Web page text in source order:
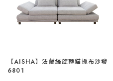
【AISHA】法蘭絲旋轉貓抓布沙發
6801